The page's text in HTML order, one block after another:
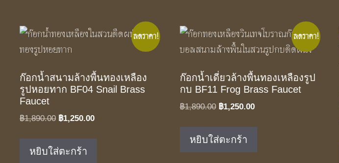
ลดราคา!
ก๊อกน้ำสนามล้างพื้นทองเหลือง
รูปหอยทาก BF04 Snail Brass
Faucet
฿1,890.00 Original
฿1,890.00.
฿1,250.00Current
หยิบใส่ตะกร้า
ลดราคา!
ก๊อกน้ำเดี่ยวล้างพื้นทองเหลืองรูป
กบ BF11 Frog Brass Faucet
฿1,890.00 Original
฿1,890.00.
฿1,250.00Current
หยิบใส่ตะกร้า